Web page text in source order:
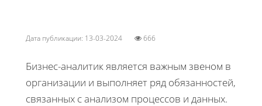
Дата публикации: 13-03-2024 666
Бизнес-аналитик является важным звеном в
организации и выполняет ряд обязанностей,
связанных с анализом процессов и данных.